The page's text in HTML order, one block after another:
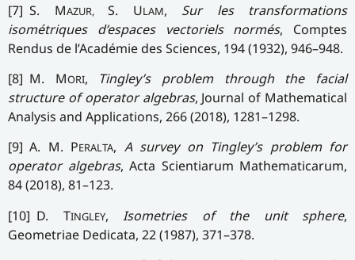
[7] S. MAZUR, S. ULAM, Sur les transformations
isométriques d’espaces vectoriels normés, Comptes
Rendus de l’Académie des Sciences, 194 (1932), 946–948.
[8] M. MORI, Tingley’s problem through the facial
structure of operator algebras, Journal of Mathematical
Analysis and Applications, 266 (2018), 1281–1298.
[9] A. M. PERALTA, A survey on Tingley’s problem for
operator algebras, Acta Scientiarum Mathematicarum,
84 (2018), 81–123.
[10] D. TINGLEY, Isometries of the unit sphere,
Geometriae Dedicata, 22 (1987), 371–378.